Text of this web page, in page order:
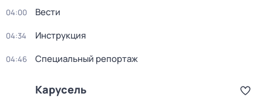
04:00 Вести
04:34 Инструкция
04:46 Специальный репортаж
Карусель